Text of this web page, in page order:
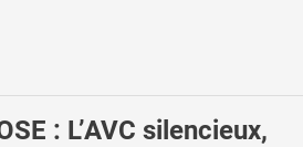
: L’AVC silencieux,